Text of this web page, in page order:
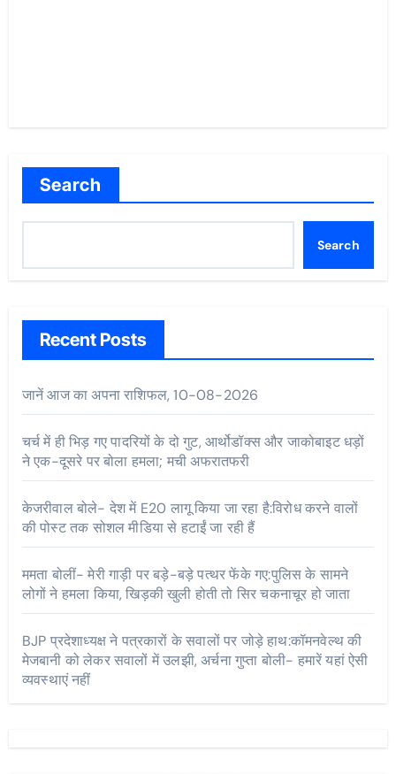
Search
Search
Recent Posts
जानें आज का अपना राशिफल, 10-08-2026
चर्च में ही भिड़ गए पादरियों के दो गुट, आर्थोडॉक्स और जाकोबाइट धड़ों
ने एक-दूसरे पर बोला हमला; मची अफरातफरी
केजरीवाल बोले- देश में E20 लागू किया जा रहा है:विरोध करने वालों
की पोस्ट तक सोशल मीडिया से हटाईं जा रही हैं
ममता बोलीं- मेरी गाड़ी पर बड़े-बड़े पत्थर फेंके गए:पुलिस के सामने
लोगों ने हमला किया, खिड़की खुली होती तो सिर चकनाचूर हो जाता
BJP प्रदेशाध्यक्ष ने पत्रकारों के सवालों पर जोड़े हाथ:कॉमनवेल्थ की
मेजबानी को लेकर सवालों में उलझी, अर्चना गुप्ता बोली- हमारें यहां ऐसी
व्यवस्थाएं नहीं